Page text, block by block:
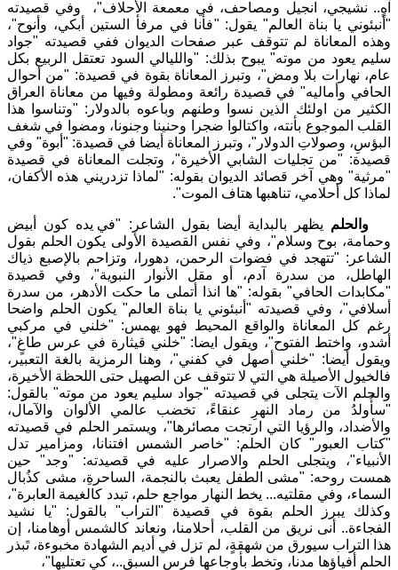
آهٍ.. نشيجي، انجيل ومصاحف، في معمعة الأحلاف"،
وفي قصيدته
"أنبئوني يا بناة العالم" يقول:
"فأنا في مرفأ الستين أبكي، وأنوح"،
وهذه المعاناة لم تتوقف عبر صفحات الديوان ففي قصيدته "جواد
سليم يعود من موته" يبوح بذلك:
"والليالي السود تعتقل الربيع بكل
عام، نهارات بلا ومض"، وتبرز المعاناة بقوة في قصيدة:
"من أحوال
الحافي وأماليه"في قصيدة رائعة ومطولة وفيها من معاناة العراق
الكثير من اولئك الذين نسوا وطنهم وباعوه بالدولار :
"وتناسوا هذا
القلب الموجوع بأنته، واكتالوا ضجرا وحنينا وجنونا، ومضوا في شغف
البؤسِ، وصولاتِ الدولار "، وتبرز المعاناة أيضا في قصيدة:
" أبوة" وفي
قصيدة:
"من تجليات الشابي الأخيرة"، وتجلت المعاناة في قصيدة
"مرثية"وهي آخر قصائد الديوان بقوله:
"لماذا تزدريني هذه الأكفان،
لماذا كل أحلامي، تناهبها هتاف الموت"
.
والحلم يظهر بالبداية أيضا بقول الشاعر :
"في يده كون أبيض
وحمامة، بوح وسلام"، وفي نفس القصيدة الأولى يكون الحلم بقول
الشاعر :
"تتهجد في فضوات الرحمن، دهورا، وتزاحم بالإصبع ذياك
الهاطل، من سدرة آدم، أو مقل الأنوار النبوية"، وفي قصيدة
"مكابدات الحافي" بقوله:
"ها انذا أتملى ما حكت الأدهر، من سدرة
أسلافي"، وفي قصيدته " أنبئوني يا بناة العالم" يكون الحلم واضحا
رغم كل المعاناة والواقع المحيط فهو يهمس:
"خلني في مركبي
أشدو، واختط الفتوح"، ويقول ايضا:
"خلني قيثارة في عرس طاغٍ"،
ويقول أيضا:
"خلني أصهل في كفني"، وهنا الرمزية بالغة التعبير،
فالخيول الأصيلة هي التي لا تتوقف عن الصهيل حتى اللحظة الأخيرة،
والحلم الآت يتجلى في قصيدته "جواد سليم يعود من موته" بالقول:
"سأُولدُ من رماد النهرِ عنقاءً، تخضب عالمي الألوان والآمال،
والأضداد، والرؤيا التي ارتجت مصائرها"، ويستمر الحلم في قصيدته
"كتاب العبور "كان الحلم:
"خاصر الشمس افتنانا، ومزامير تدل
الأنبياء"، ويتجلى الحلم والاصرار عليه في قصيدته:
"وجد" حين
همست روحه:
"مشى الطفل يعبث بالنجمة، الساحرةِ، مشى كذُبال
السماء، وفي مقلتيه... يخط النهار مواجع حلم، تبدد كالغيمة العابرة"،
وكذلك يبرز الحلم بقوة في قصيدة "التراب"بالقول:
"يا نشيد
الفجاءة.. أنى نريق من القلب، أحلامنا، ونعاند كالشمس أوهامنا، إن
هذا التراب سيورق من شهقةٍ، لم تزل في أديم الشهادة مخبوءة، تَبذر
الحلم أفياؤها مدنا، وتخط بأوجاعها فرس السبق..، كي تعتليها"،